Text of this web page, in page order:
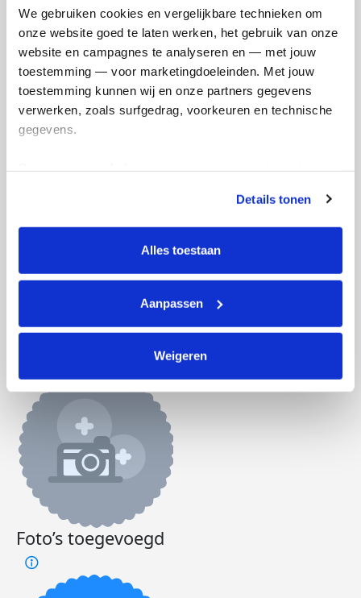
We gebruiken cookies en vergelijkbare technieken om
onze website goed te laten werken, het gebruik van onze
website en campagnes te analyseren en — met jouw
toestemming — voor marketingdoeleinden. Met jouw
toestemming kunnen wij en onze partners gegevens
verwerken, zoals surfgedrag, voorkeuren en technische
gegevens.
tonen. Je kunt je toestemming op elk moment wijzigen of
intrekken via Cookie instellingen onderaan de pagina. De
lijst met cookies is te vinden in het tabblad “details”.
Details tonen
Alles toestaan
Aanpassen
Weigeren
Ik wil bijdragen aan de transactiekosten
en betaal €0.75 extra.
Doneer nu
Streefbedrag
Jalon's badges
Foto’s toegevoegd